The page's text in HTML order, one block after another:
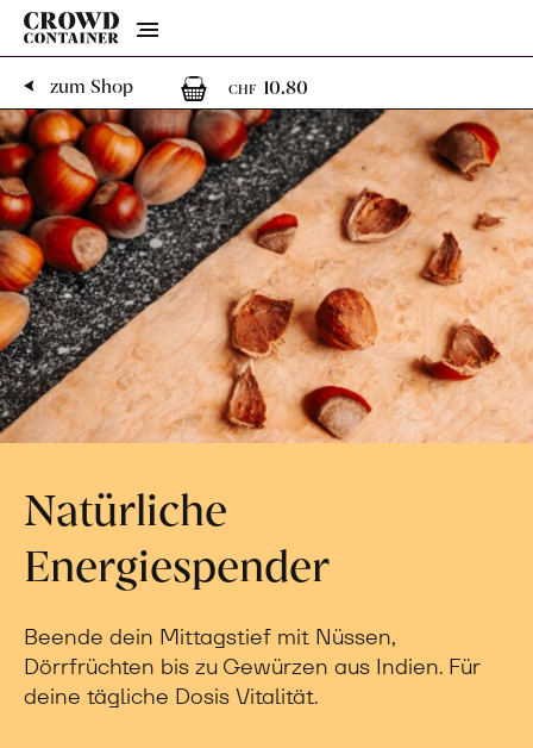
Menu
zum Shop
CHF 10.80
Natürliche
Energiespender
Beende dein Mittagstief mit Nüssen,
Dörrfrüchten bis zu Gewürzen aus Indien. Für
deine tägliche Dosis Vitalität.